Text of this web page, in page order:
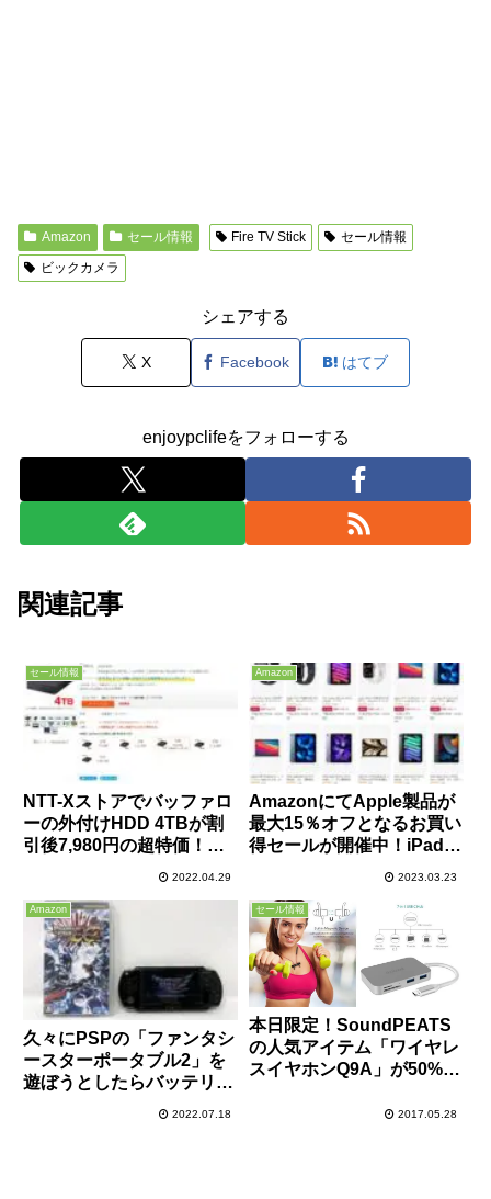
Amazon セール情報 Fire TV Stick
セール情報
ビックカメラ
シェアする
X Facebook はてブ
enjoypclifeをフォローする
関連記事
セール情報
NTT-Xストアでバッファロ
ーの外付けHDD 4TBが割
引後7,980円の超特価！在
2022.04.29
Amazon
AmazonにてApple製品が
最大15％オフとなるお買い
得セールが開催中！iPadや
2023.03.23
Amazon
久々にPSPの「ファンタシ
ースターポータブル2」を
遊ぼうとしたらバッテリー
2022.07.18
セール情報
本日限定！SoundPEATS
の人気アイテム「ワイヤレ
スイヤホンQ9A」が50%オ
ーP5」が15％オフ！にな
2017.05.28